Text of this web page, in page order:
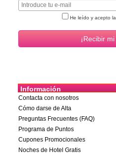
He leído y acepto la
Información
Contacta con nosotros
Cómo darse de Alta
Preguntas Frecuentes (FAQ)
Programa de Puntos
Cupones Promocionales
Noches de Hotel Gratis